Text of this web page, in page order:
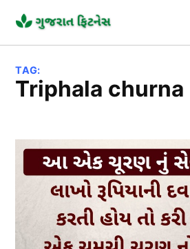
content
FITNESS
TAG:
triphala